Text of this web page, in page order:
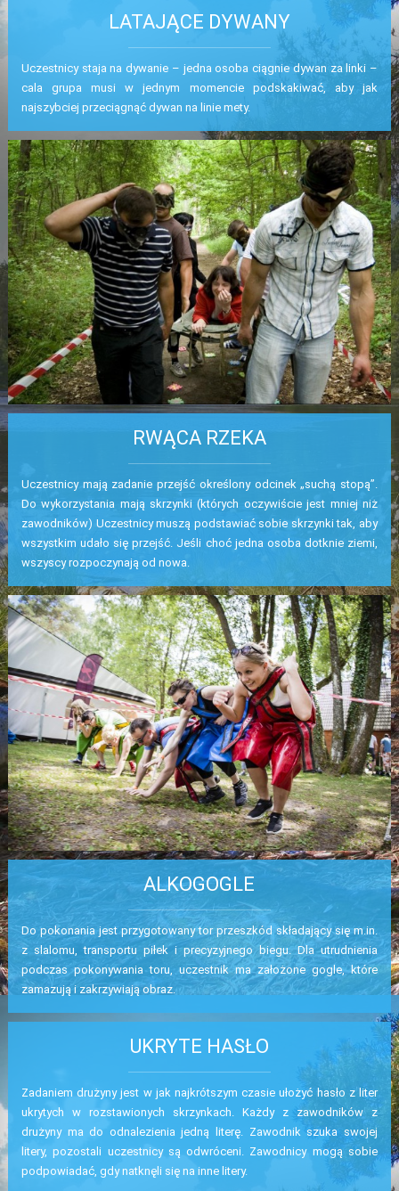
ZIELONE SZKOŁY
PARTNERZY
PLAN OŚRODKA
GALERIA ZDJĘĆ
PROJEKTY
INFORMACJE PRAWNE
KONTAKT
LATAJĄCE DYWANY
Uczestnicy staja na dywanie – jedna osoba ciągnie dywan za linki –
cala grupa musi w jednym momencie podskakiwać, aby jak
najszybciej przeciągnąć dywan na linie mety.
RWĄCA RZEKA
Uczestnicy mają zadanie przejść określony odcinek „suchą stopą”.
Do wykorzystania mają skrzynki (których oczywiście jest mniej niż
zawodników) Uczestnicy muszą podstawiać sobie skrzynki tak, aby
wszystkim udało się przejść. Jeśli choć jedna osoba dotknie ziemi,
wszyscy rozpoczynają od nowa.
ALKOGOGLE
Do pokonania jest przygotowany tor przeszkód składający się m.in.
z slalomu, transportu piłek i precyzyjnego biegu. Dla utrudnienia
podczas pokonywania toru, uczestnik ma założone gogle, które
zamazują i zakrzywiają obraz.
UKRYTE HASŁO
Zadaniem drużyny jest w jak najkrótszym czasie ułożyć hasło z liter
ukrytych w rozstawionych skrzynkach. Każdy z zawodników z
drużyny ma do odnalezienia jedną literę. Zawodnik szuka swojej
litery, pozostali uczestnicy są odwróceni. Zawodnicy mogą sobie
podpowiadać, gdy natknęli się na inne litery.